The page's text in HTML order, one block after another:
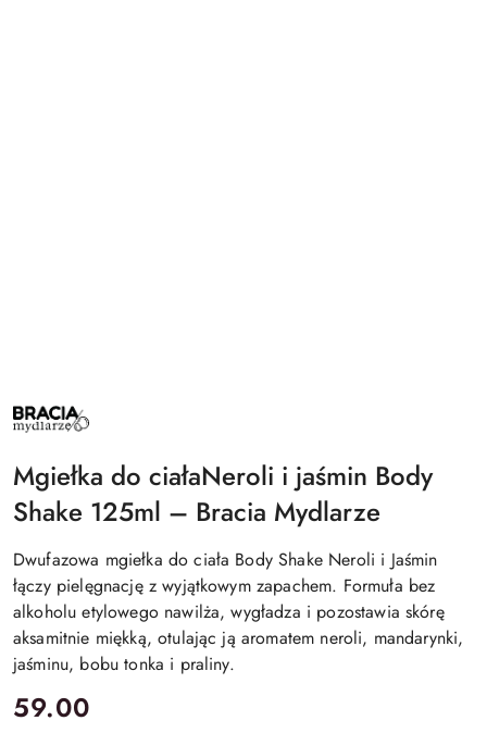
BRACIA
MYDLARZE
Mgiełka do ciałaNeroli i jaśmin Body
Shake 125ml – Bracia Mydlarze
Dwufazowa mgiełka do ciała Body Shake Neroli i Jaśmin
łączy pielęgnację z wyjątkowym zapachem. Formuła bez
alkoholu etylowego nawilża, wygładza i pozostawia skórę
aksamitnie miękką, otulając ją aromatem neroli, mandarynki,
jaśminu, bobu tonka i praliny.
cena:
59.00